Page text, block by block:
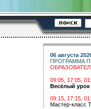
06 августа
ПРОГРАММА
09:05, 17:05,
Весёлый урок
09:15, 17:15,
Мастер-класс